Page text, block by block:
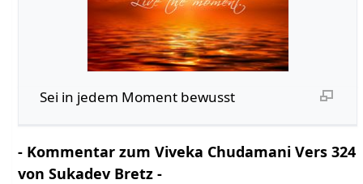
Sei in jedem Moment bewusst
- Kommentar zum Viveka Chudamani Vers 324
von Sukadev Bretz -